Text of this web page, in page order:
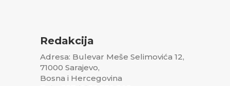
Redakcija
Adresa: Bulevar Meše Selimovića 12,
71000 Sarajevo,
Bosna i Hercegovina